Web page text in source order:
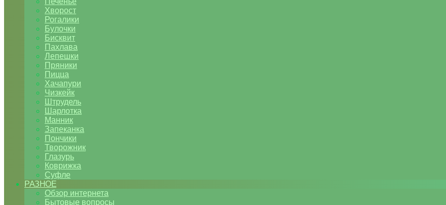
Хворост
Рогалики
Булочки
Бисквит
Пахлава
Лепешки
Пряники
Пицца
Хачапури
Чизкейк
Штрудель
Шарлотка
Манник
Запеканка
Пончики
Творожник
Глазурь
Коврижка
Суфле
РАЗНОЕ
Обзор интернета
Бытовые вопросы